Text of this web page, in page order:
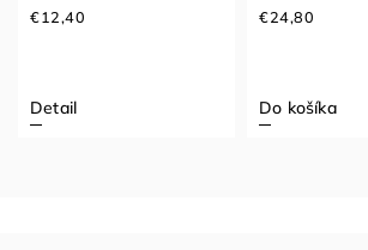
€12,40
Detail
€24,80
Do košíka